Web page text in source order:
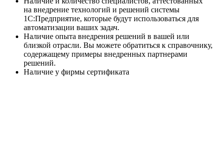
на внедрение технологий и решений системы
1С:Предприятие, которые будут использоваться для
автоматизации ваших задач.
Наличие опыта внедрения решений в вашей или
близкой отрасли. Вы можете обратиться к справочнику,
содержащему примеры внедренных партнерами
решений.
Наличие у фирмы сертификата